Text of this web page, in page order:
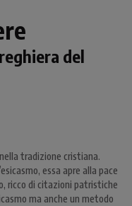
del
tradizione cristiana.
essa apre alla pace
ricco di citazioni patristiche
ma anche un metodo